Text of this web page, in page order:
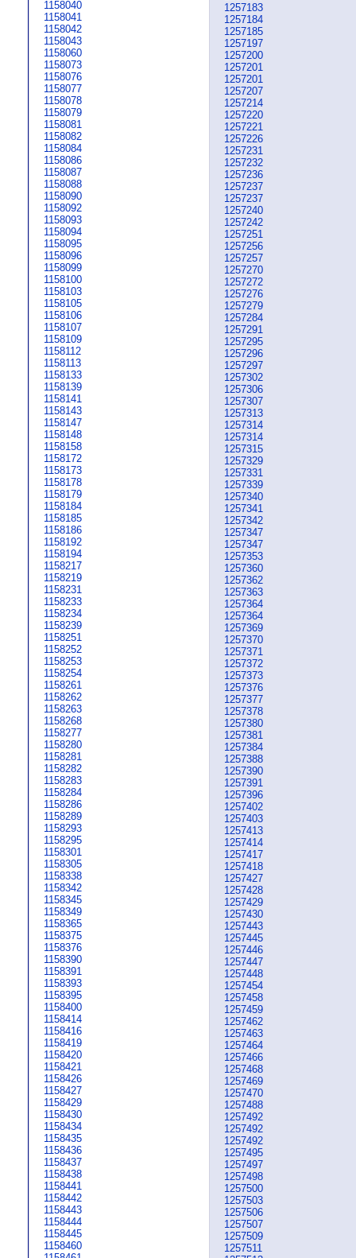
1158040
1158041
1158042
1158043
1158060
1158073
1158076
1158077
1158078
1158079
1158081
1158082
1158084
1158086
1158087
1158088
1158090
1158092
1158093
1158094
1158095
1158096
1158099
1158100
1158103
1158105
1158106
1158107
1158109
1158112
1158113
1158133
1158139
1158141
1158143
1158147
1158148
1158158
1158172
1158173
1158178
1158179
1158184
1158185
1158186
1158192
1158194
1158217
1158219
1158231
1158233
1158234
1158239
1158251
1158252
1158253
1158254
1158261
1158262
1158263
1158268
1158277
1158280
1158281
1158282
1158283
1158284
1158286
1158289
1158293
1158295
1158301
1158305
1158338
1158342
1158345
1158349
1158365
1158375
1158376
1158390
1158391
1158393
1158395
1158400
1158414
1158416
1158419
1158420
1158421
1158426
1158427
1158429
1158430
1158434
1158435
1158436
1158437
1158438
1158441
1158442
1158443
1158444
1158445
1158460
1257183
1257184
1257185
1257197
1257200
1257201
1257201
1257207
1257214
1257220
1257221
1257226
1257231
1257232
1257236
1257237
1257237
1257240
1257242
1257251
1257256
1257257
1257270
1257272
1257276
1257279
1257284
1257291
1257295
1257296
1257297
1257302
1257306
1257307
1257313
1257314
1257314
1257315
1257329
1257331
1257339
1257340
1257341
1257342
1257347
1257347
1257353
1257360
1257362
1257363
1257364
1257364
1257369
1257370
1257371
1257372
1257373
1257376
1257377
1257378
1257380
1257381
1257384
1257388
1257390
1257391
1257396
1257402
1257403
1257413
1257414
1257417
1257418
1257427
1257428
1257429
1257430
1257443
1257445
1257446
1257447
1257448
1257454
1257458
1257459
1257462
1257463
1257464
1257466
1257468
1257469
1257470
1257488
1257492
1257492
1257492
1257495
1257497
1257498
1257500
1257503
1257506
1257507
1257509
1257511